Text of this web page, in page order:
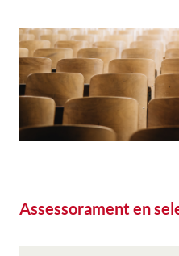
Assessorament en